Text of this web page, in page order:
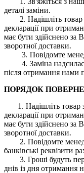
деталі заміни.
2. Надішліть товар
декларації при
має бути здійснено
зворотної доставки.
3. Повідомте
4. Заміна
після отримання нами
ПОРЯДОК
1. Надішліть товар
декларації при
має бути здійснено
зворотної доставки.
2. Повідомте
банківські реквізити
3. Гроші будуть
днів із дня отримання